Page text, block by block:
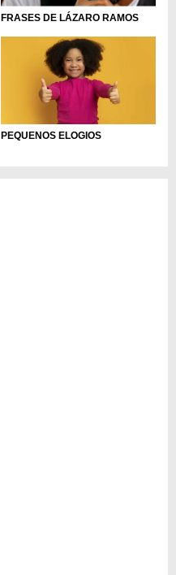
FRASES DE LÁZARO RAMOS
PEQUENOS ELOGIOS